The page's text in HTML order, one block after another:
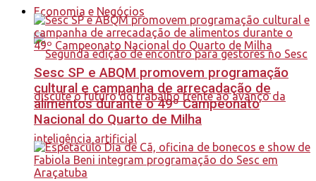
Economia e Negócios
Sesc SP e ABQM promovem programação
cultural e campanha de arrecadação de
alimentos durante o 49º Campeonato
Nacional do Quarto de Milha